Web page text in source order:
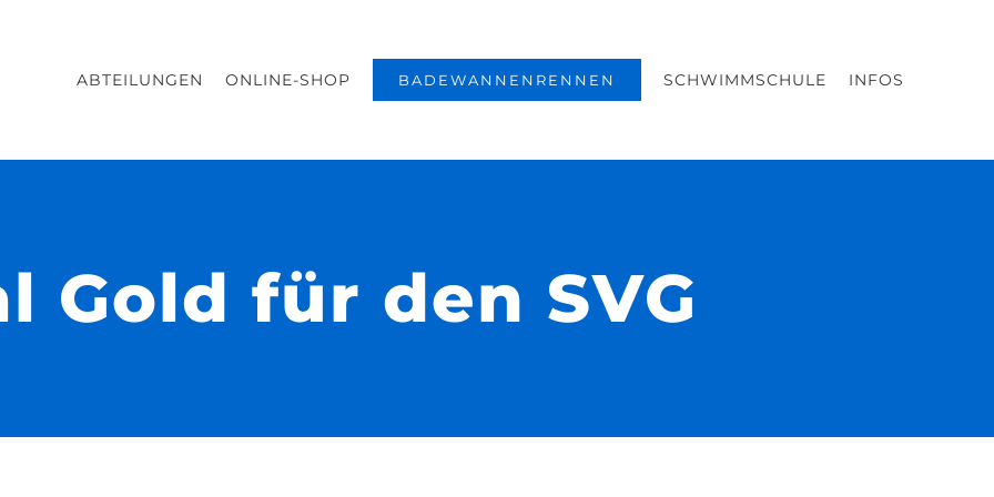
ABTEILUNGEN ONLINE-SHOP BADEWANNENRENNEN SCHWIMMSCHULE INFOS
Gold für den SVG